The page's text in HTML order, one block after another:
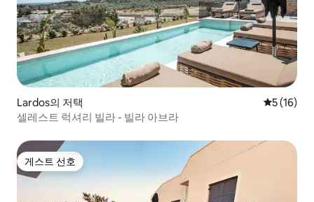
Lardos의 저택 평점 5점
5 (16)
셀레스트 럭셔리 빌라 - 빌라 아브라
게스트 선호
게스트 선호